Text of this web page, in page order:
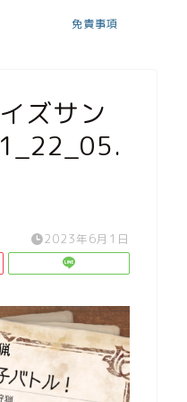
免責事項
ズサン
2023年6月1日